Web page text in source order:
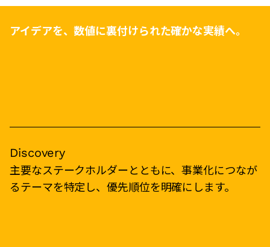
アイデアを、数値に裏付けられた確かな実績へ。
Discovery
主要なステークホルダーとともに、事業化につなが
るテーマを特定し、優先順位を明確にします。